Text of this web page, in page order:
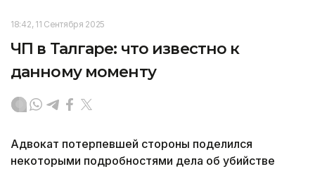
18:42, 11 Сентября 2025
ЧП в Талгаре: что известно к
данному моменту
Адвокат потерпевшей стороны поделился
некоторыми подробностями дела об убийстве